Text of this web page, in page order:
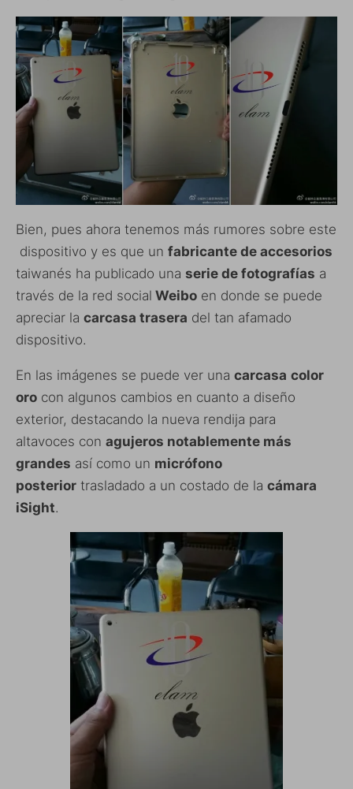
Bien, pues ahora tenemos más rumores sobre este
dispositivo y es que un fabricante de accesorios
taiwanés ha publicado una serie de fotografías a
través de la red social Weibo en donde se puede
apreciar la carcasa trasera del tan afamado
dispositivo.
En las imágenes se puede ver una carcasa color
oro con algunos cambios en cuanto a diseño
exterior, destacando la nueva rendija para
altavoces con agujeros notablemente más
grandes así como un micrófono
posterior trasladado a un costado de la cámara
iSight.